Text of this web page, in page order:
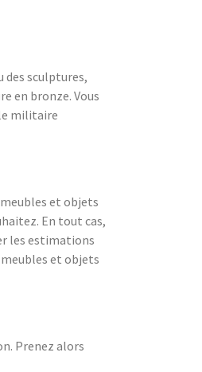
des sculptures,
en bronze. Vous
militaire
et objets
En tout cas,
les estimations
et objets
Prenez alors